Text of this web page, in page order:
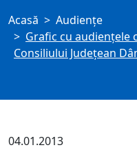
Acasă
Audienţe
Grafic cu audienţele
Consiliului Judeţean
04.01.2013